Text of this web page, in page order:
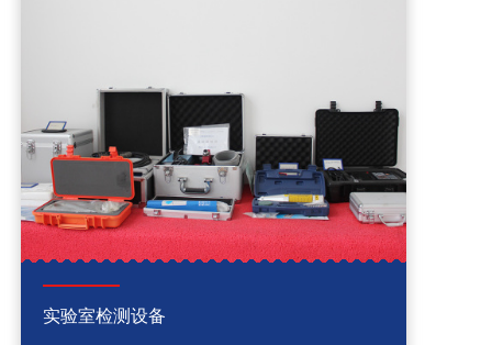
实验室检测设备